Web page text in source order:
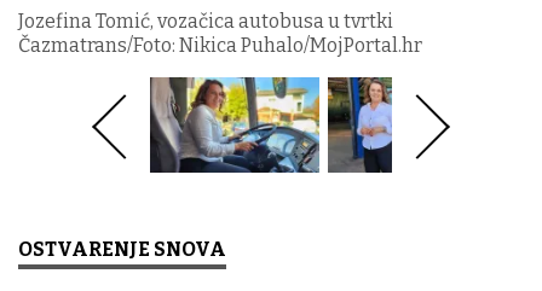
Jozefina Tomić, vozačica autobusa u tvrtki
Čazmatrans/Foto: Nikica Puhalo/MojPortal.hr
OSTVARENJE SNOVA